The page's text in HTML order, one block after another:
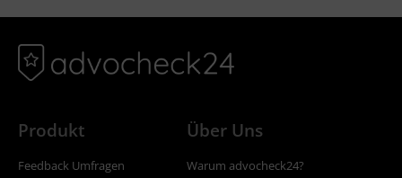
Produkt
Feedback Umfragen
Über Uns
Warum advocheck24?